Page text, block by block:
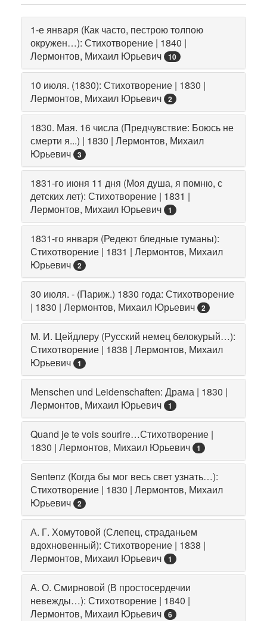
1-е января (Как часто, пестрою толпою
окружен…): Стихотворение | 1840 |
Лермонтов, Михаил Юрьевич
10
10 июля. (1830): Стихотворение | 1830 |
Лермонтов, Михаил Юрьевич
2
1830. Мая. 16 числа (Предчувствие: Боюсь не
смерти я...) | 1830 | Лермонтов, Михаил
Юрьевич
3
1831-го июня 11 дня (Моя душа, я помню, с
детских лет): Стихотворение | 1831 |
Лермонтов, Михаил Юрьевич
1
1831-го января (Редеют бледные туманы):
Стихотворение | 1831 | Лермонтов, Михаил
Юрьевич
2
30 июля. - (Париж.) 1830 года: Стихотворение
| 1830 | Лермонтов, Михаил Юрьевич
2
M. И. Цейдлеру (Русский немец белокурый…):
Стихотворение | 1838 | Лермонтов, Михаил
Юрьевич
1
Menschen und Leidenschaften: Драма | 1830 |
Лермонтов, Михаил Юрьевич
1
Quand je te vois sourire…Стихотворение |
1830 | Лермонтов, Михаил Юрьевич
1
Sentenz (Когда бы мог весь свет узнать…):
Стихотворение | 1830 | Лермонтов, Михаил
Юрьевич
2
А. Г. Хомутовой (Слепец, страданьем
вдохновенный): Стихотворение | 1838 |
Лермонтов, Михаил Юрьевич
1
А. О. Смирновой (В простосердечии
невежды…): Стихотворение | 1840 |
Лермонтов, Михаил Юрьевич
6